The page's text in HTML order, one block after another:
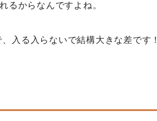
るからなんですよね。
入る入らないで結構大きな差です！